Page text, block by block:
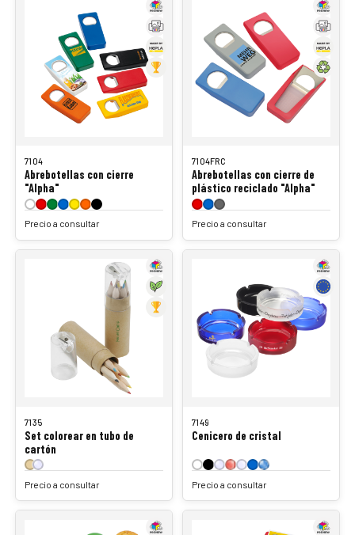
7104
Abrebotellas con cierre
"Alpha"
Precio a consultar
7104FRC
Abrebotellas con cierre de
plástico reciclado "Alpha"
Precio a consultar
7135
Set colorear en tubo de
cartón
Precio a consultar
7149
Cenicero de cristal
Precio a consultar